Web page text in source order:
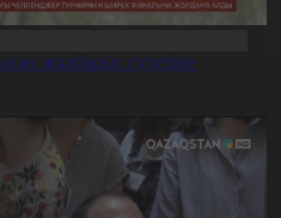
жолбарыс суретіне